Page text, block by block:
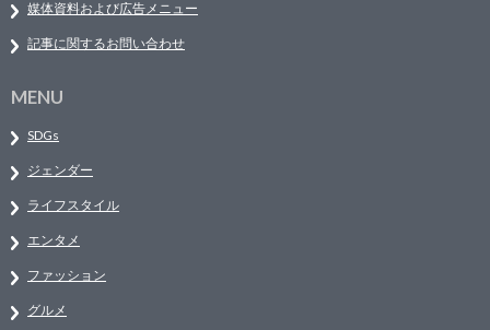
媒体資料および広告メニュー
記事に関するお問い合わせ
MENU
SDGs
ジェンダー
ライフスタイル
エンタメ
ファッション
グルメ